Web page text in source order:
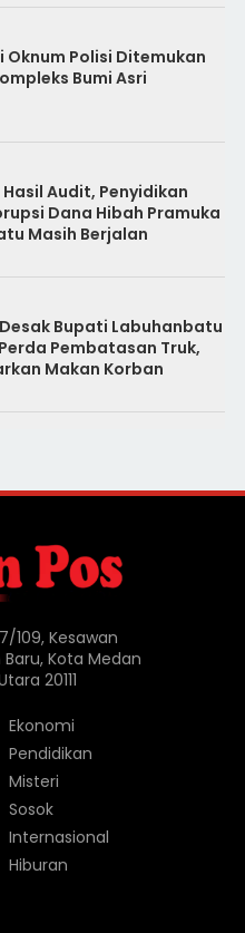
Oknum Polisi Ditemukan
Bumi Asri
Audit, Penyidikan
Dana Hibah Pramuka
Masih Berjalan
Desak Bupati Labuhanbatu
Pembatasan Truk,
Makan Korban
109, Kesawan
Kota Medan
20111
Ekonomi
Pendidikan
Misteri
Sosok
Internasional
Hiburan